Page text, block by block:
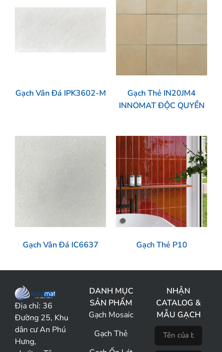
Gạch Vân Đá IPK3602-M
Gạch Thẻ IN20JM4
INNOMAT ĐỘC QUYỀN
Gạch Vân Đá IC6637 Gạch Thẻ P10
Địa chỉ: 36
Đường 25, Khu
dân cư An Phú
Hưng,
DANH MỤC
SẢN PHẨM
Gạch Mosaic
Gạch Thẻ
NHẬN
CATALOG &
MẪU GẠCH